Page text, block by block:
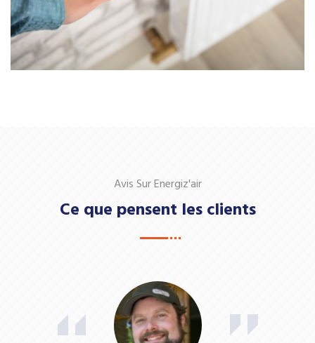
Avis Sur Energiz'air
Ce que pensent les clients